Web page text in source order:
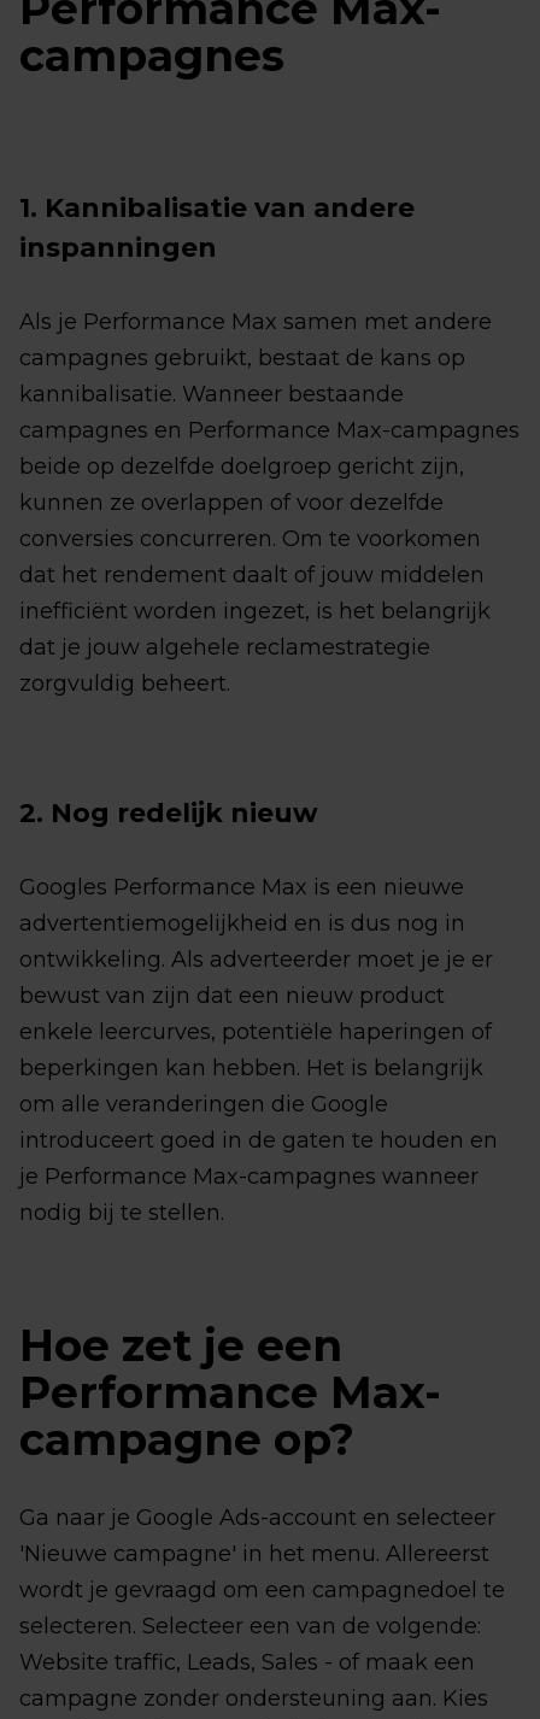
campagnes
1. Kannibalisatie van andere
inspanningen
Als je Performance Max samen met andere
campagnes gebruikt, bestaat de kans op
kannibalisatie. Wanneer bestaande
campagnes en Performance Max-campagnes
beide op dezelfde doelgroep gericht zijn,
kunnen ze overlappen of voor dezelfde
conversies concurreren. Om te voorkomen
dat het rendement daalt of jouw middelen
inefficiënt worden ingezet, is het belangrijk
dat je jouw algehele reclamestrategie
zorgvuldig beheert.
2. Nog redelijk nieuw
Googles Performance Max is een nieuwe
advertentiemogelijkheid en is dus nog in
ontwikkeling. Als adverteerder moet je je er
bewust van zijn dat een nieuw product
enkele leercurves, potentiële haperingen of
beperkingen kan hebben. Het is belangrijk
om alle veranderingen die Google
introduceert goed in de gaten te houden en
je Performance Max-campagnes wanneer
nodig bij te stellen.
Hoe zet je een
Performance Max-
campagne op?
Ga naar je Google Ads-account en selecteer
'Nieuwe campagne' in het menu. Allereerst
wordt je gevraagd om een campagnedoel te
selecteren. Selecteer een van de volgende:
Website traffic, Leads, Sales - of maak een
campagne zonder ondersteuning aan. Kies